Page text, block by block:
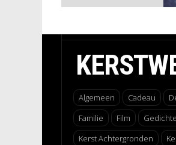
Algemeen Cadeau
Familie
Film
Kerst Achtergronden